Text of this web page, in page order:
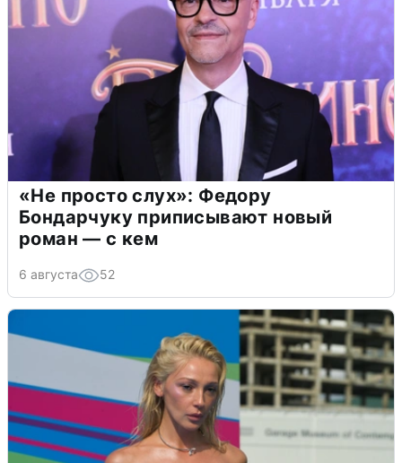
«Не просто слух»: Федору
Бондарчуку приписывают новый
роман — с кем
6 августа 52